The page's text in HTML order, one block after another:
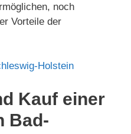
noch
Vorteile der
Holstein
Kauf einer
Bad-